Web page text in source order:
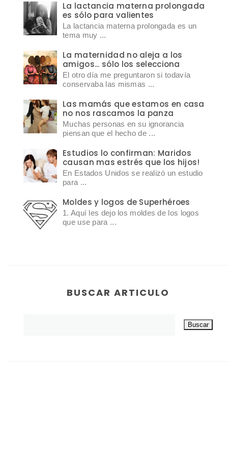
La lactancia materna prolongada
es sólo para valientes
La lactancia materna prolongada es un
tema muy ...
La maternidad no aleja a los
amigos... sólo los selecciona
El otro día me preguntaron si todavía
conservaba las mismas ...
Las mamás que estamos en casa
no nos rascamos la panza
Muchas personas en su ignorancia
piensan que el hecho de ...
Estudios lo confirman: Maridos
causan mas estrés que los hijos!
En Estados Unidos se realizó un estudio
para ...
Moldes y logos de Superhéroes
1. Aquí les dejo los moldes de los logos
que use para ...
BUSCAR ARTICULO